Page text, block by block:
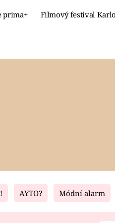
prima+ Filmový festival
Living
AYTO? Módní alarm